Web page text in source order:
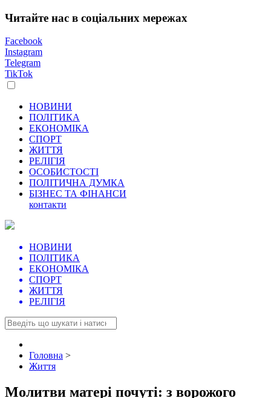
Читайте нас в соціальних мережах
Facebook
Instagram
Telegram
TikTok
НОВИНИ
ПОЛІТИКА
ЕКОНОМІКА
СПОРТ
ЖИТТЯ
РЕЛІГІЯ
ОСОБИСТОСТІ
ПОЛІТИЧНА ДУМКА
БІЗНЕС ТА ФІНАНСИ
контакти
НОВИНИ
ПОЛІТИКА
ЕКОНОМІКА
СПОРТ
ЖИТТЯ
РЕЛІГІЯ
Головна >
Життя
Молитви матері почуті: з ворожого